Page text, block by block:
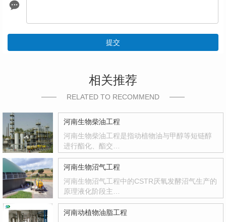
提交
相关推荐
RELATED TO RECOMMEND
河南生物柴油工程
河南生物柴油工程是指动植物油与甲醇等短链醇
进行酯化、酯交…
河南生物沼气工程
河南生物沼气工程中的CSTR厌氧发酵沼气生产的
原理液化阶段主…
河南动植物油脂工程